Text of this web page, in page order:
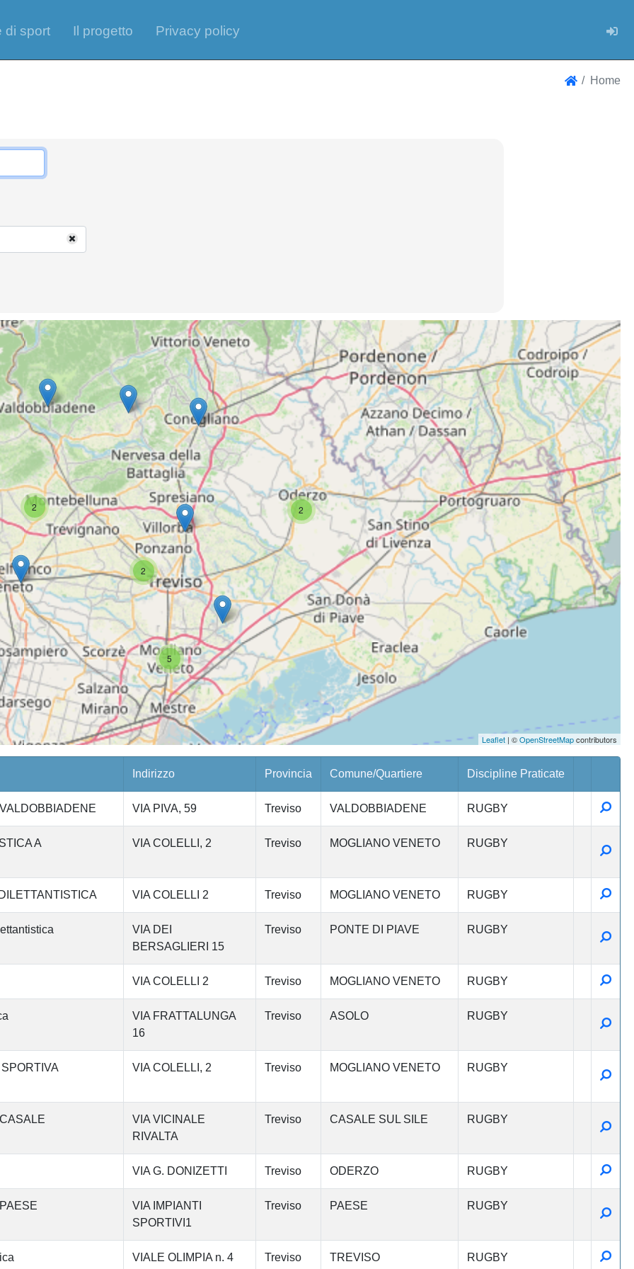
di sport Il progetto Privacy policy
Home
2
2
2
5
Leaflet| ©OpenStreetMapcontributors
Indirizzo Provincia Comune/Quartiere Discipline Praticate
VIA PIVA, 59 Treviso VALDOBBIADENE RUGBY
A VIA COLELLI, 2 Treviso MOGLIANO VENETO RUGBY
VIA COLELLI 2 Treviso MOGLIANO VENETO RUGBY
VIA DEI
BERSAGLIERI 15
Treviso PONTE DI PIAVE RUGBY
VIA COLELLI 2 Treviso MOGLIANO VENETO RUGBY
VIA FRATTALUNGA
16
Treviso ASOLO RUGBY
VIA COLELLI, 2 Treviso MOGLIANO VENETO RUGBY
VIA VICINALE
RIVALTA
Treviso CASALE SUL SILE RUGBY
VIA G. DONIZETTI Treviso ODERZO RUGBY
VIA IMPIANTI
SPORTIVI1
Treviso PAESE RUGBY
VIALE OLIMPIA n. 4 Treviso TREVISO RUGBY